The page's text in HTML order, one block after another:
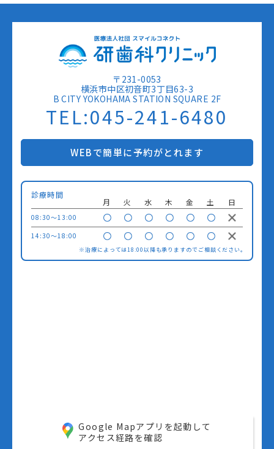
〒231-0053
横浜市中区初音町3丁目63-3
B CITY YOKOHAMA STATION SQUARE 2F
TEL:045-241-6480
WEBで簡単に予約がとれます
診療時間
月 火 水 木 金 土 日
08:30〜13:00
14:30〜18:00
※治療によっては18:00以降も承りますのでご相談ください。
Google Mapアプリを起動して
アクセス経路を確認